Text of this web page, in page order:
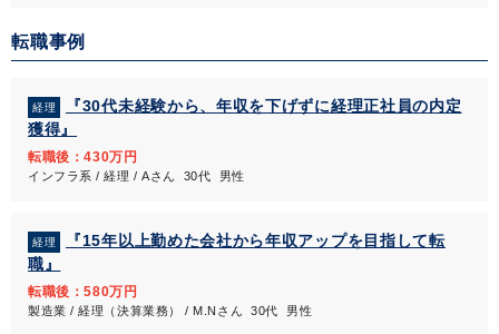
転職事例
経理
『30代未経験から、年収を下げずに経理正社員の内定
獲得』
転職後：430万円
インフラ系 / 経理 / Aさん 30代 男性
経理
『15年以上勤めた会社から年収アップを目指して転
職』
転職後：580万円
製造業 / 経理（決算業務） / M.Nさん 30代 男性